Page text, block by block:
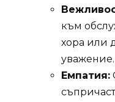
към
хора или
уважение.
Емпатия: